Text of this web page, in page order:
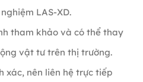
LAS-XD.
tham khảo và có thể thay
vật tư trên thị trường.
xác, nên liên hệ trực tiếp